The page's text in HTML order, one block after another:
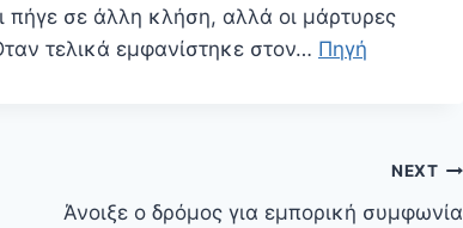
πήγε σε άλλη κλήση, αλλά οι μάρτυρες
τελικά εμφανίστηκε στον… Πηγή
NEXT
Άνοιξε ο δρόμος για εμπορική συμφωνία